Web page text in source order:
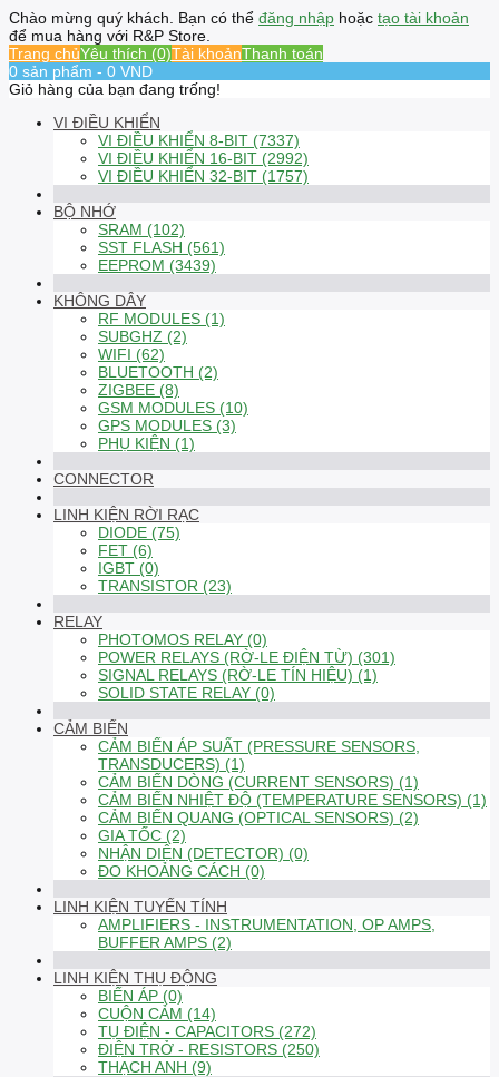
Chào mừng quý khách. Bạn có thể đăng nhập hoặc tạo tài khoản
để mua hàng với R&P Store.
Trang chủYêu thích (0)Tài khoảnThanh toán
0 sản phẩm - 0 VND
Giỏ hàng của bạn đang trống!
VI ĐIỀU KHIỂN
VI ĐIỀU KHIỂN 8-BIT (7337)
VI ĐIỀU KHIỂN 16-BIT (2992)
VI ĐIỀU KHIỂN 32-BIT (1757)
BỘ NHỚ
SRAM (102)
SST FLASH (561)
EEPROM (3439)
KHÔNG DÂY
RF MODULES (1)
SUBGHZ (2)
WIFI (62)
BLUETOOTH (2)
ZIGBEE (8)
GSM MODULES (10)
GPS MODULES (3)
PHỤ KIỆN (1)
CONNECTOR
LINH KIỆN RỜI RẠC
DIODE (75)
FET (6)
IGBT (0)
TRANSISTOR (23)
RELAY
PHOTOMOS RELAY (0)
POWER RELAYS (RỜ-LE ĐIỆN TỪ) (301)
SIGNAL RELAYS (RỜ-LE TÍN HIỆU) (1)
SOLID STATE RELAY (0)
CẢM BIẾN
CẢM BIẾN ÁP SUẤT (PRESSURE SENSORS,
TRANSDUCERS) (1)
CẢM BIẾN DÒNG (CURRENT SENSORS) (1)
CẢM BIẾN NHIỆT ĐỘ (TEMPERATURE SENSORS) (1)
CẢM BIẾN QUANG (OPTICAL SENSORS) (2)
GIA TỐC (2)
NHẬN DIỆN (DETECTOR) (0)
ĐO KHOẢNG CÁCH (0)
LINH KIỆN TUYẾN TÍNH
AMPLIFIERS - INSTRUMENTATION, OP AMPS,
BUFFER AMPS (2)
LINH KIỆN THỤ ĐỘNG
BIẾN ÁP (0)
CUỘN CẢM (14)
TỤ ĐIỆN - CAPACITORS (272)
ĐIỆN TRỞ - RESISTORS (250)
THẠCH ANH (9)